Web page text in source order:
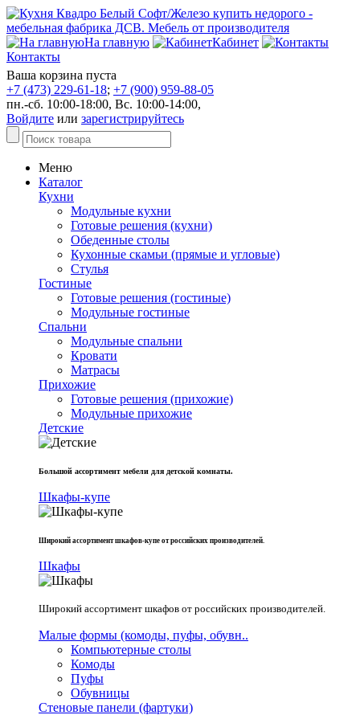
На главную
Кабинет
Контакты
Ваша корзина пуста
+7 (473) 229-61-18; +7 (900) 959-88-05
пн.-сб. 10:00-18:00, Вс. 10:00-14:00,
Войдите или зарегистрируйтесь
Меню
Каталог
Кухни
Модульные кухни
Готовые решения (кухни)
Обеденные столы
Кухонные скамьи (прямые и угловые)
Стулья
Гостиные
Готовые решения (гостиные)
Модульные гостиные
Спальни
Модульные спальни
Кровати
Матрасы
Прихожие
Готовые решения (прихожие)
Модульные прихожие
Детские
Большой ассортимент мебели для детской комнаты.
Шкафы-купе
Широкий ассортимент шкафов-купе от российских производителей.
Шкафы
Широкий ассортимент шкафов от российских производителей.
Малые формы (комоды, пуфы, обувн..
Компьютерные столы
Комоды
Пуфы
Обувницы
Стеновые панели (фартуки)